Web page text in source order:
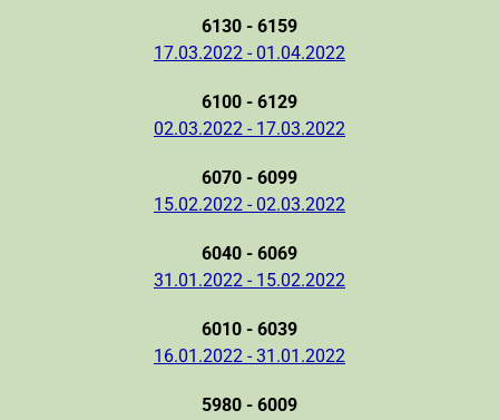
6130 - 6159
17.03.2022 - 01.04.2022
6100 - 6129
02.03.2022 - 17.03.2022
6070 - 6099
15.02.2022 - 02.03.2022
6040 - 6069
31.01.2022 - 15.02.2022
6010 - 6039
16.01.2022 - 31.01.2022
5980 - 6009